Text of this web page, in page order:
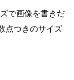
で画像を書きだ
点つきのサイズ